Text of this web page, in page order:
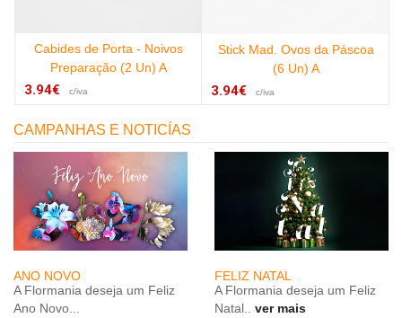
Cabides de Porta - Noivos
Preparação (2 Un) A
3.94€ c/iva
Stick Mad. Ovos da Páscoa
(6 Un) A
3.94€ c/iva
CAMPANHAS E NOTICÍAS
ANO NOVO
A Flormania deseja um Feliz
Ano Novo...
FELIZ NATAL
A Flormania deseja um Feliz
Natal..
ver mais